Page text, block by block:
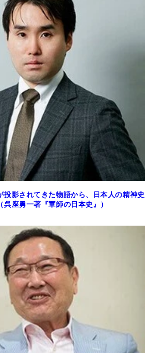
投影されてきた物語から、日本人の精神史
呉座勇一著『軍師の日本史』）